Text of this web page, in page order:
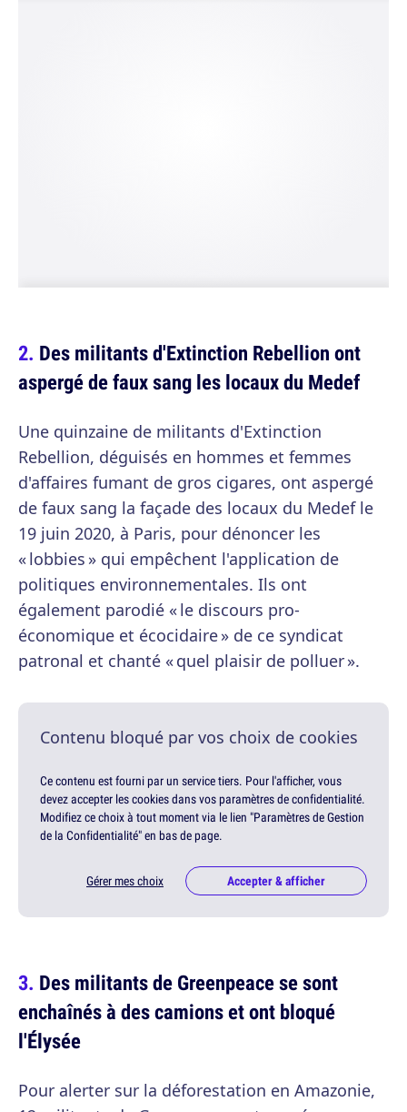
Des militants d'Extinction Rebellion ont
aspergé de faux sang les locaux du Medef
Une quinzaine de militants d'Extinction
Rebellion, déguisés en hommes et femmes
d'affaires fumant de gros cigares, ont aspergé
de faux sang la façade des locaux du Medef le
19 juin 2020, à Paris, pour dénoncer les
« lobbies » qui empêchent l'application de
politiques environnementales. Ils ont
également parodié « le discours pro-
économique et écocidaire » de ce syndicat
patronal et chanté « quel plaisir de polluer ».
Contenu bloqué par vos choix de cookies
Ce contenu est fourni par un service tiers. Pour l'afficher, vous
devez accepter les cookies dans vos paramètres de confidentialité.
Modifiez ce choix à tout moment via le lien "Paramètres de Gestion
de la Confidentialité" en bas de page.
Gérer mes choix Accepter & afficher
Des militants de Greenpeace se sont
enchaînés à des camions et ont bloqué
l'Élysée
Pour alerter sur la déforestation en Amazonie,